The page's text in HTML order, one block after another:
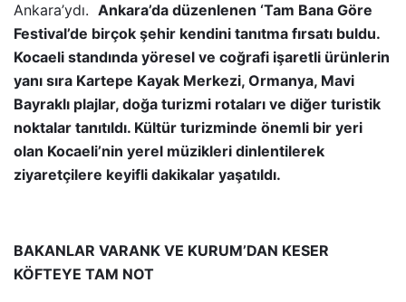
Ankara’ydı. Ankara’da düzenlenen ‘Tam Bana Göre
Festival’de birçok şehir kendini tanıtma fırsatı buldu.
Kocaeli standında yöresel ve coğrafi işaretli ürünlerin
yanı sıra Kartepe Kayak Merkezi, Ormanya, Mavi
Bayraklı plajlar, doğa turizmi rotaları ve diğer turistik
noktalar tanıtıldı. Kültür turizminde önemli bir yeri
olan Kocaeli’nin yerel müzikleri dinlentilerek
ziyaretçilere keyifli dakikalar yaşatıldı.
BAKANLAR VARANK VE KURUM’DAN KESER
KÖFTEYE TAM NOT